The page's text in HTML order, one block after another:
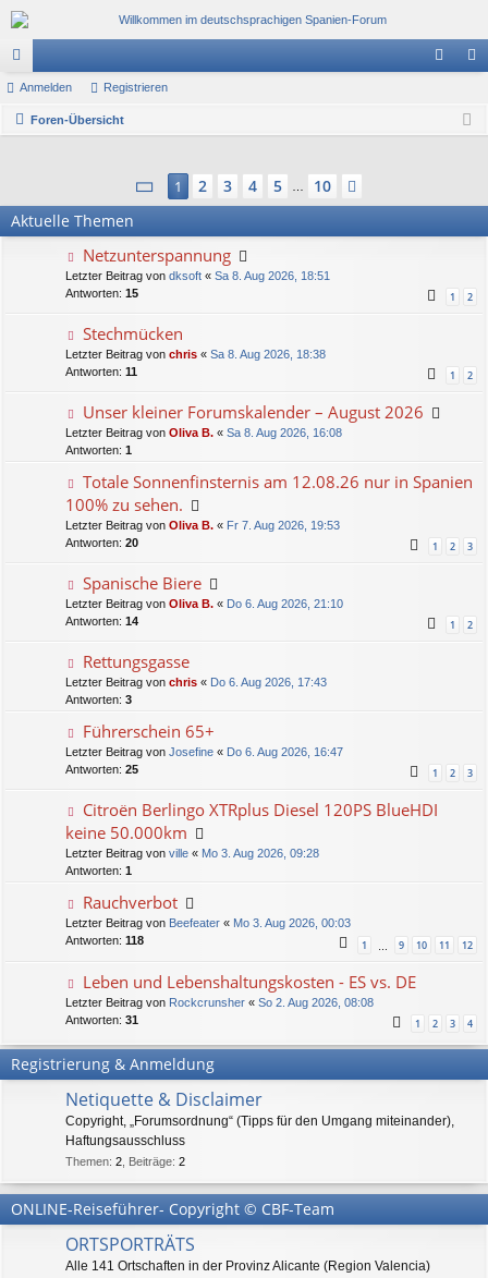
or
en ist
Anmelden Registrieren
Foren-Übersicht
Seite 1von 10
1 2 3 4 5 10
Aktuelle Themen
Netzunterspannung
Letzter Beitrag von dksoft « Sa 8. Aug 2026, 18:51
Antworten: 15 1 2
Stechmücken
Letzter Beitrag von chris « Sa 8. Aug 2026, 18:38
Antworten: 11 1 2
Unser kleiner Forumskalender – August 2026
Letzter Beitrag von Oliva B. « Sa 8. Aug 2026, 16:08
Antworten: 1
Totale Sonnenfinsternis am 12.08.26 nur in Spanien
100% zu sehen.
Letzter Beitrag von Oliva B. « Fr 7. Aug 2026, 19:53
Antworten: 20 1 2 3
Spanische Biere
Letzter Beitrag von Oliva B. « Do 6. Aug 2026, 21:10
Antworten: 14 1 2
Rettungsgasse
Letzter Beitrag von chris « Do 6. Aug 2026, 17:43
Antworten: 3
Führerschein 65+
Letzter Beitrag von Josefine « Do 6. Aug 2026, 16:47
Antworten: 25 1 2 3
Citroën Berlingo XTRplus Diesel 120PS BlueHDI
keine 50.000km
Letzter Beitrag von ville « Mo 3. Aug 2026, 09:28
Antworten: 1
Rauchverbot
Letzter Beitrag von Beefeater « Mo 3. Aug 2026, 00:03
Antworten: 118 1 9 10 11 12
Leben und Lebenshaltungskosten - ES vs. DE
Letzter Beitrag von Rockcrunsher « So 2. Aug 2026, 08:08
Antworten: 31 1 2 3 4
Registrierung & Anmeldung
Netiquette & Disclaimer
Copyright, „Forumsordnung“ (Tipps für den Umgang miteinander),
Haftungsausschluss
Themen: 2 Beiträge: 2
ONLINE-Reiseführer- Copyright © CBF-Team
ORTSPORTRÄTS
Alle 141 Ortschaften in der Provinz Alicante (Region Valencia)